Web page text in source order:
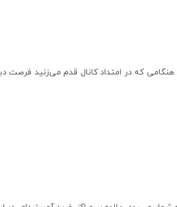
که در امتداد کانال قدم می‌زنید فرصت